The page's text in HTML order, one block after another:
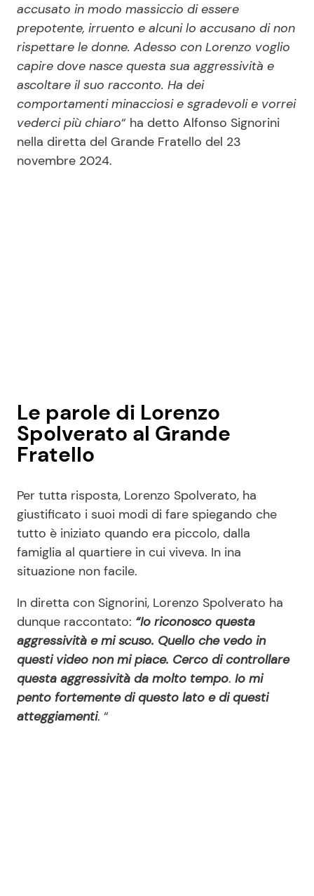
accusato in modo massiccio di essere
prepotente, irruento e alcuni lo accusano di non
rispettare le donne. Adesso con Lorenzo voglio
capire dove nasce questa sua aggressività e
ascoltare il suo racconto. Ha dei
comportamenti minacciosi e sgradevoli e vorrei
vederci più chiaro“ ha detto Alfonso Signorini
nella diretta del Grande Fratello del 23
novembre 2024.
Le parole di Lorenzo
Spolverato al Grande
Fratello
Per tutta risposta, Lorenzo Spolverato, ha
giustificato i suoi modi di fare spiegando che
tutto è iniziato quando era piccolo, dalla
famiglia al quartiere in cui viveva. In ina
situazione non facile.
In diretta con Signorini, Lorenzo Spolverato ha
dunque raccontato: “Io riconosco questa
aggressività e mi scuso. Quello che vedo in
questi video non mi piace. Cerco di controllare
questa aggressività da molto tempo. Io mi
pento fortemente di questo lato e di questi
atteggiamenti. “